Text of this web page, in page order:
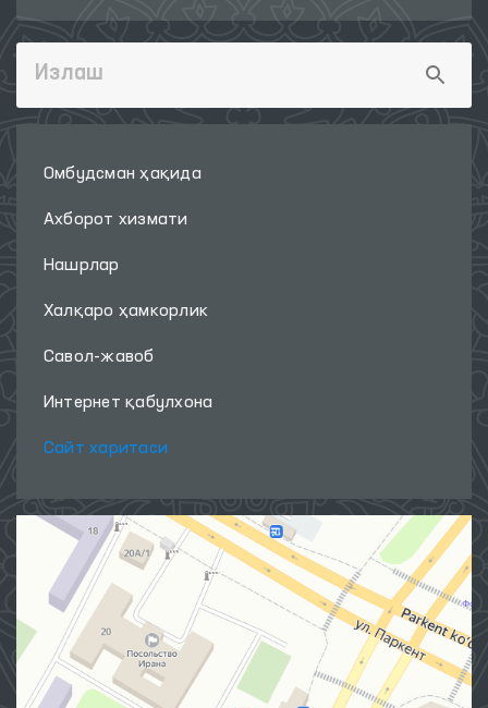
Омбудсман ҳақида
Ахборот хизмати
Нашрлар
Халқаро ҳамкорлик
Савол-жавоб
Интернет қабулхона
Сайт харитаси